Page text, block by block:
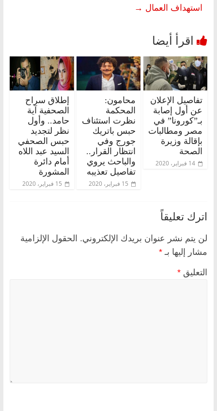
استهداف العمال →
تفاصيل الإعلان
عن أول إصابة
بـ”كورونا” في
مصر ومطالبات
بإقالة وزيرة
الصحة
14 فبراير، 2020
محامون:
المحكمة
نظرت استئناف
حبس باتريك
جورج وفي
انتظار القرار..
والباحث يروي
تفاصيل تعذيبه
15 فبراير، 2020
إطلاق سراح
الصحفية آية
حامد.. وأول
نظر لتجديد
حبس الصحفي
السيد عبد اللاه
أمام دائرة
المشورة
15 فبراير، 2020
اترك تعليقاً
لن يتم نشر عنوان بريدك الإلكتروني. الحقول الإلزامية
مشار إليها بـ *
التعليق *